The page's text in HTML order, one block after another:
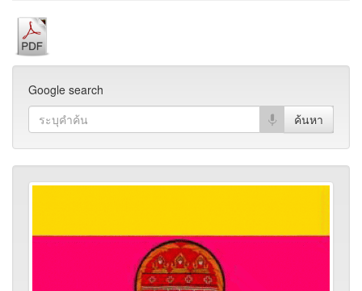
Google search